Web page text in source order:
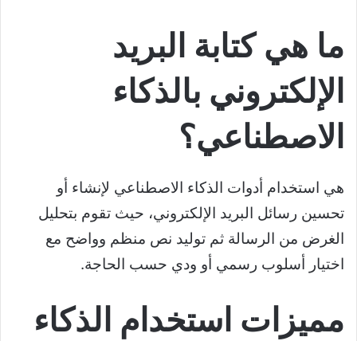
ما هي كتابة البريد
الإلكتروني بالذكاء
الاصطناعي؟
هي استخدام أدوات الذكاء الاصطناعي لإنشاء أو
تحسين رسائل البريد الإلكتروني، حيث تقوم بتحليل
الغرض من الرسالة ثم توليد نص منظم وواضح مع
اختيار أسلوب رسمي أو ودي حسب الحاجة.
مميزات استخدام الذكاء